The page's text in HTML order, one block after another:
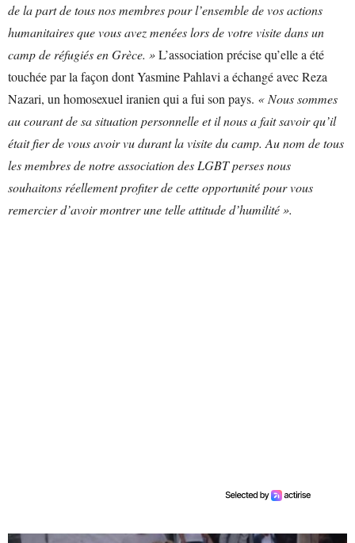
de la part de tous nos membres pour l’ensemble de vos actions
humanitaires que vous avez menées lors de votre visite dans un
camp de réfugiés en Grèce. »L’association précise qu’elle a été
touchée par la façon dont Yasmine Pahlavi a échangé avec Reza
Nazari, un homosexuel iranien qui a fui son pays. « Nous sommes
au courant de sa situation personnelle et il nous a fait savoir qu’il
était fier de vous avoir vu durant la visite du camp. Au nom de tous
les membres de notre association des LGBT perses nous
souhaitons réellement profiter de cette opportunité pour vous
remercier d’avoir montrer une telle attitude d’humilité ».